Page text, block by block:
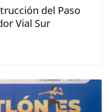
del Paso
Vial Sur